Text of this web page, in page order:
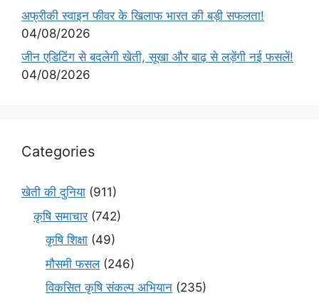
अफ्रीकी स्वाइन फीवर के खिलाफ भारत की बड़ी सफलता!
04/08/2026
जीन एडिटिंग से बदलेगी खेती, सूखा और बाढ़ से लड़ेंगी नई फसलें!
04/08/2026
Categories
खेती की दुनिया (911)
कृषि समाचार(742)
कृषि शिक्षा (49)
मौसमी फसल(246)
विकसित कृषि संकल्प अभियान (235)